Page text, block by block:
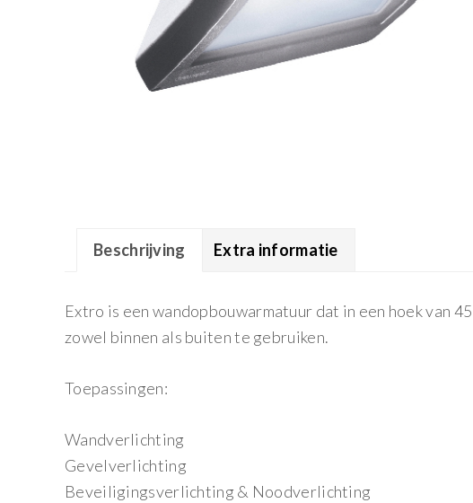
Beschrijving Extra informatie
Extro is een wandopbouwarmatuur dat in een hoek van
zowel binnen als buiten te gebruiken.
Toepassingen:
Wandverlichting
Gevelverlichting
Beveiligingsverlichting & Noodverlichting